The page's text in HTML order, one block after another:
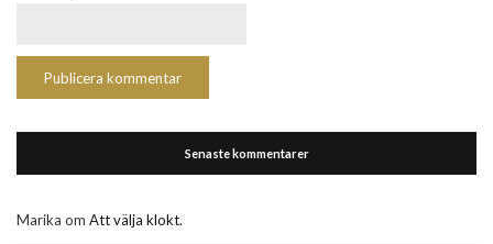
Senaste kommentarer
Marika om Att välja klokt.